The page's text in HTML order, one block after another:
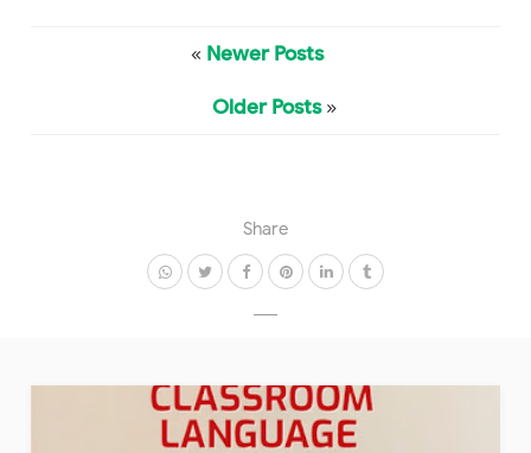
Share
« Newer Posts
Older Posts»